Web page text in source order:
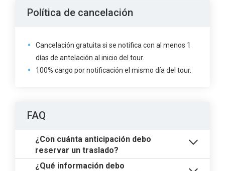
Política de cancelación
Cancelación gratuita si se notifica con al menos 1
días de antelación al inicio del tour.
100% cargo por notificación el mismo día del tour.
FAQ
¿Con cuánta anticipación debo
reservar un traslado?
¿Qué información debo